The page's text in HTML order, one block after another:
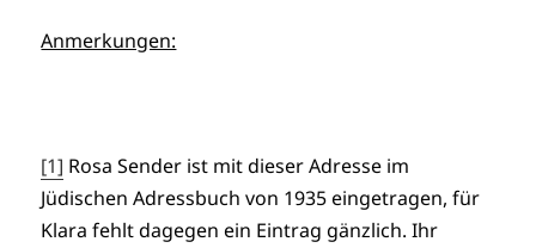
Anmerkungen:
[1] Rosa Sender ist mit dieser Adresse im
Jüdischen Adressbuch von 1935 eingetragen, für
Klara fehlt dagegen ein Eintrag gänzlich. Ihr